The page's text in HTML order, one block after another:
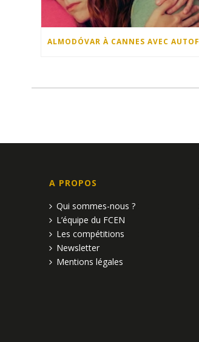
A PROPOS
Qui sommes-nous ?
L’équipe du FCEN
Les compétitions
Newsletter
Mentions légales